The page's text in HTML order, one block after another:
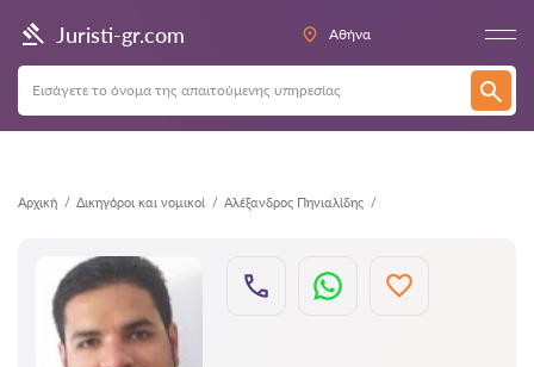
Juristi-gr.com Αθήνα
Αρχική Δικηγόροι και νομικοί Αλέξανδρος Πηνιαλίδης
Πίσω